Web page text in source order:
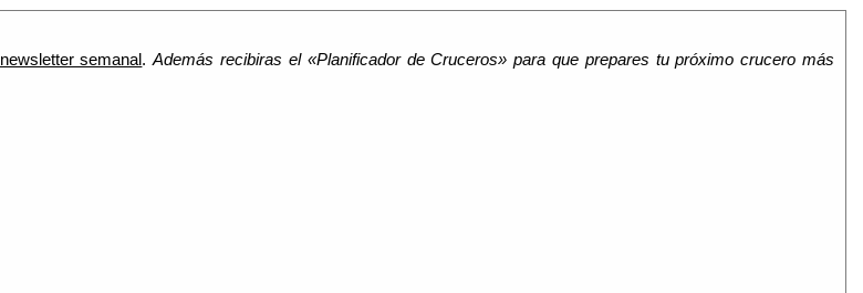
newsletter semanal.Además recibiras el «Planificador de Cruceros» para que prepares tu próximo crucero más